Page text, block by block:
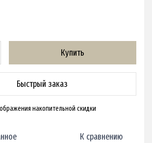
Купить
Быстрый заказ
накопительной скидки
К сравнению